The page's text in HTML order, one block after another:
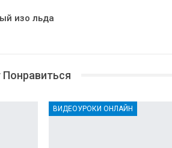
изо льда
ВИДЕОУРОКИ ОНЛАЙН